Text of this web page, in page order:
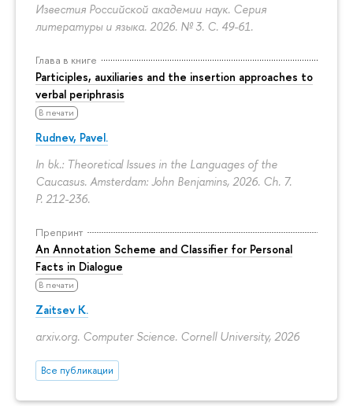
Известия Российской академии наук. Серия
литературы и языка. 2026. № 3. С. 49-61.
Глава в книге
Participles, auxiliaries and the insertion approaches to
verbal periphrasis
В печати
Rudnev, Pavel.
In bk.: Theoretical Issues in the Languages of the
Caucasus. Amsterdam: John Benjamins, 2026. Ch. 7.
P. 212-236.
Препринт
An Annotation Scheme and Classifier for Personal
Facts in Dialogue
В печати
Zaitsev K.
arxiv.org. Computer Science. Cornell University, 2026
Все публикации